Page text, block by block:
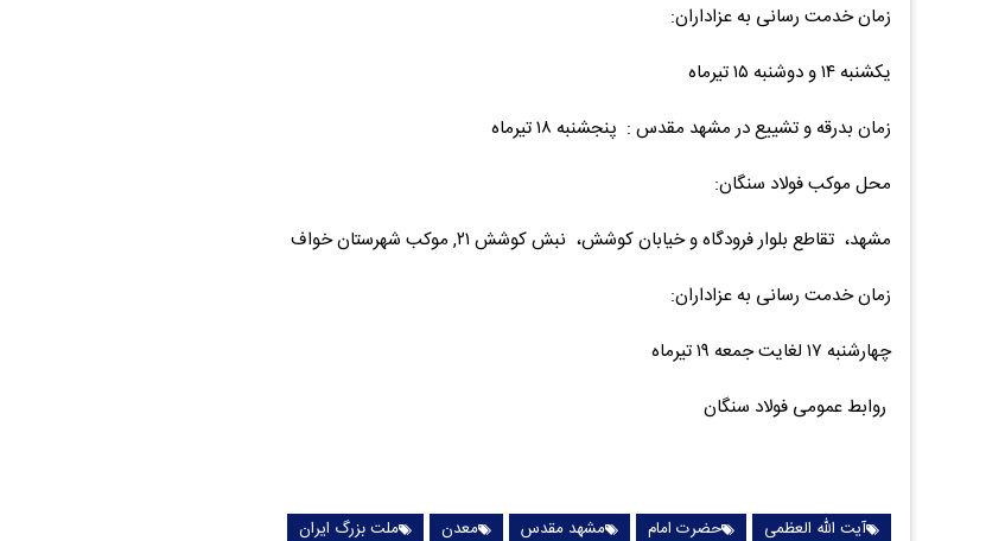
زمان خدمت رسانی به عزاداران:
یکشنبه ۱۴ و دوشنبه ۱۵ تیرماه
زمان بدرقه و تشییع در مشهد مقدس : پنجشنبه ۱۸ تیرماه
محل موکب فولاد سنگان:
مشهد، تقاطع بلوار فرودگاه و خیابان کوشش، نبش کوشش ۲۱, موکب شهرستان خواف
زمان خدمت رسانی به عزاداران:
چهارشنبه ۱۷ لغایت جمعه ۱۹ تیرماه
روابط عمومی فولاد سنگان
آیت الله العظمی حضرت امام مشهد مقدس معدن ملت بزرگ ایران